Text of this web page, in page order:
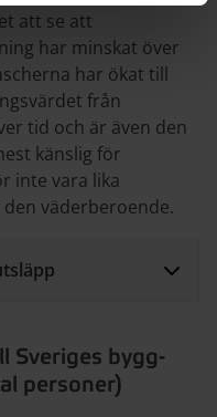
att se att
har minskat över
har ökat till
från
tid och är även den
känslig för
inte vara lika
väderberoende.
Sveriges bygg-
personer)